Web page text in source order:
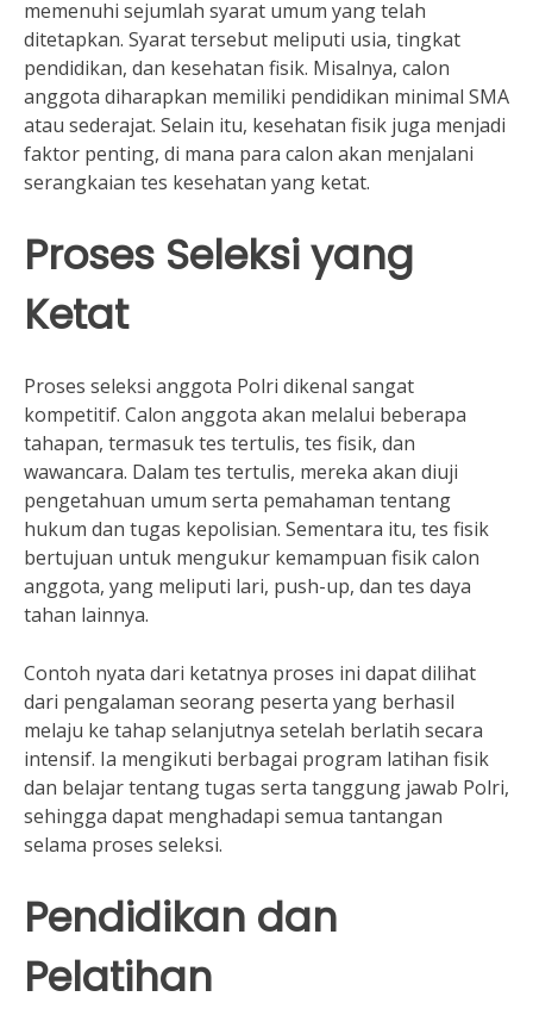
memenuhi sejumlah syarat umum yang telah
ditetapkan. Syarat tersebut meliputi usia, tingkat
pendidikan, dan kesehatan fisik. Misalnya, calon
anggota diharapkan memiliki pendidikan minimal SMA
atau sederajat. Selain itu, kesehatan fisik juga menjadi
faktor penting, di mana para calon akan menjalani
serangkaian tes kesehatan yang ketat.
Proses Seleksi yang
Ketat
Proses seleksi anggota Polri dikenal sangat
kompetitif. Calon anggota akan melalui beberapa
tahapan, termasuk tes tertulis, tes fisik, dan
wawancara. Dalam tes tertulis, mereka akan diuji
pengetahuan umum serta pemahaman tentang
hukum dan tugas kepolisian. Sementara itu, tes fisik
bertujuan untuk mengukur kemampuan fisik calon
anggota, yang meliputi lari, push-up, dan tes daya
tahan lainnya.
Contoh nyata dari ketatnya proses ini dapat dilihat
dari pengalaman seorang peserta yang berhasil
melaju ke tahap selanjutnya setelah berlatih secara
intensif. Ia mengikuti berbagai program latihan fisik
dan belajar tentang tugas serta tanggung jawab Polri,
sehingga dapat menghadapi semua tantangan
selama proses seleksi.
Pendidikan dan
Pelatihan